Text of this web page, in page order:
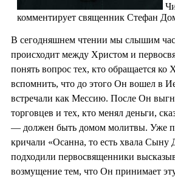
комментирует священник Стефан
В сегодняшнем чтении мы слышим
происходит между Христом и
понять вопрос тех, кто обращается ко
вспомнить, что до этого Он вошел в
встречали как Мессию. После Он
торговцев и тех, кто менял деньги,
— должен быть домом молитвы. Уже
кричали «Осанна, то есть хвала Сыну
подходили первосвященники
возмущение тем, что Он принимает